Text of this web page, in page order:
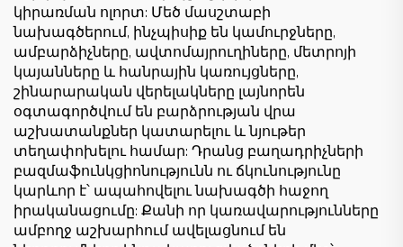
կիրառման ոլորտ: Մեծ մասշտաբի
նախագծերում, ինչպիսիք են կամուրջները,
ամբարձիչները, ավտոմայրուղիները, մետրոյի
կայանները և հանրային կառույցները,
շինարարական վերելակները լայնորեն
օգտագործվում են բարձրության վրա
աշխատանքներ կատարելու և նյութեր
տեղափոխելու համար: Դրանց բաղադրիչների
բազմաֆունկցիոնությունն ու ճկունությունը
կարևոր է՝ ապահովելու նախագծի հաջող
իրականացումը: Քանի որ կառավարությունները
ամբողջ աշխարհում ավելացնում են